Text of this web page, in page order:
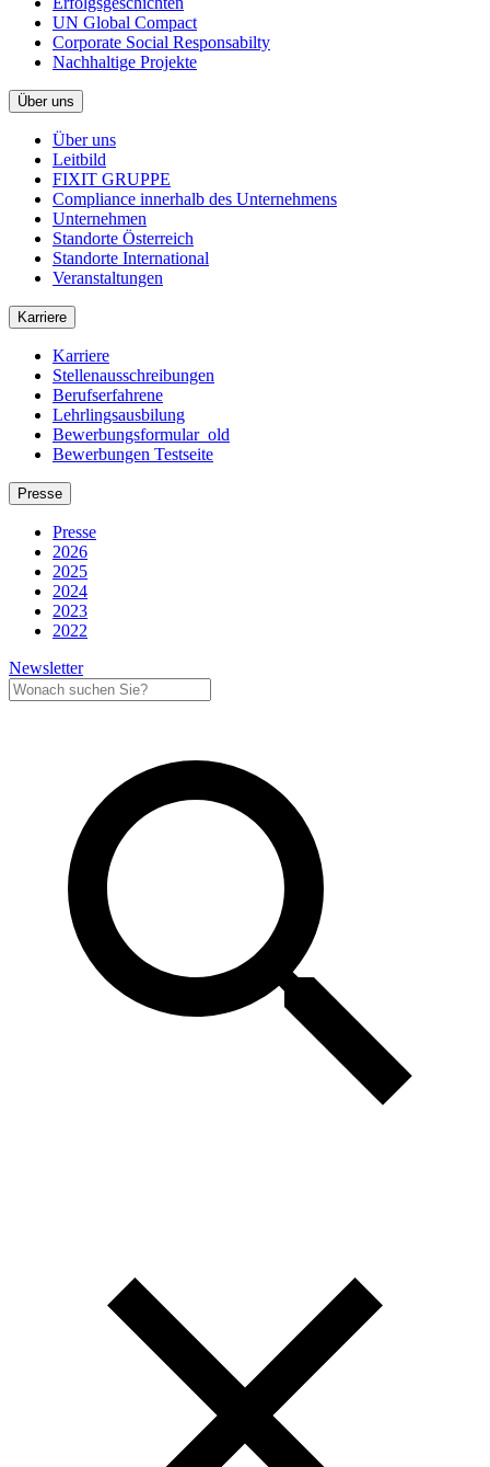
UN Global Compact
Corporate Social Responsabilty
Nachhaltige Projekte
Über uns
Über uns
Leitbild
FIXIT GRUPPE
Compliance innerhalb des Unternehmens
Unternehmen
Standorte Österreich
Standorte International
Veranstaltungen
Karriere
Karriere
Stellenausschreibungen
Berufserfahrene
Lehrlingsausbilung
Bewerbungsformular_old
Bewerbungen Testseite
Presse
Presse
2026
2025
2024
2023
2022
Newsletter